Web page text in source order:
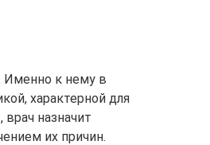
Именно к нему в
характерной для
назначит
их причин.